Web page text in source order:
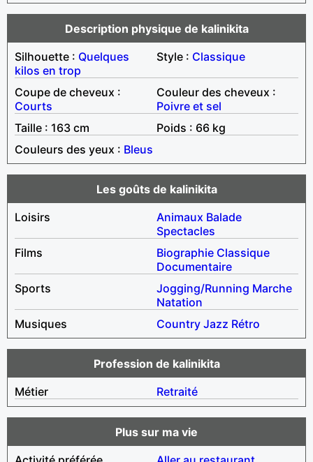
Description physique de kalinikita
Silhouette : Quelques
kilos en trop
Style : Classique
Coupe de cheveux :
Courts
Couleur des cheveux :
Poivre et sel
Taille : 163 cm
Poids : 66 kg
Couleurs des yeux : Bleus
Les goûts de kalinikita
Loisirs
Animaux Balade
Spectacles
Films
Biographie Classique
Documentaire
Sports
Jogging/Running Marche
Natation
Musiques
Country Jazz Rétro
Profession de kalinikita
Métier
Retraité
Plus sur ma vie